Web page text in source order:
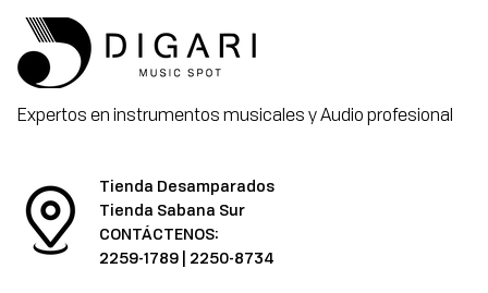
Expertos en instrumentos musicales y Audio profesional
Tienda Desamparados
Tienda Sabana Sur
CONTÁCTENOS:
2259-1789 | 2250-8734